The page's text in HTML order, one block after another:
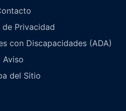
de Privacidad
con Discapacidades (ADA)
Aviso
del Sitio